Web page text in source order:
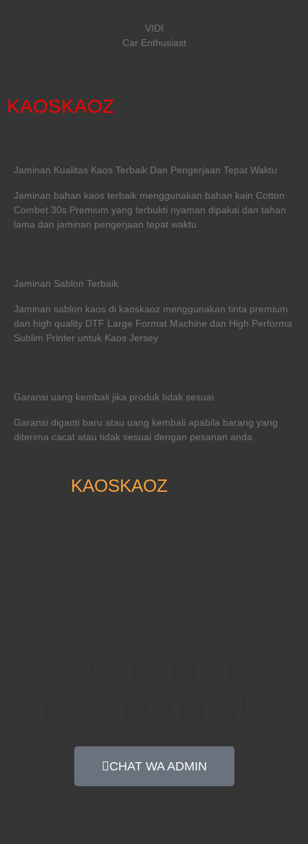
VIDI
Car Enthusiast
KAOSKAOZ
Jaminan Kualitas Kaos Terbaik Dan Pengerjaan Tepat Waktu
Jaminan bahan kaos terbaik menggunakan bahan kain Cotton
Combet 30s Premium yang terbukti nyaman dipakai dan tahan
lama dan jaminan pengerjaan tepat waktu
Jaminan Sablon Terbaik
Jaminan sablon kaos di kaoskaoz menggunakan tinta premium
dan high quality DTF Large Format Machine dan High Performa
Sublim Printer untuk Kaos Jersey
Garansi uang kembali jika produk tidak sesuai
Garansi diganti baru atau uang kembali apabila barang yang
diterima cacat atau tidak sesuai dengan pesanan anda
KAOSKAOZ
CHAT WA ADMIN